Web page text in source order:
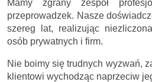
Mamy zgrany zespół
przeprowadzek. Nasze
szereg lat, realizując
osób prywatnych i firm.
Nie boimy się trudnych wyzwań,
klientowi wychodząc naprzeciw